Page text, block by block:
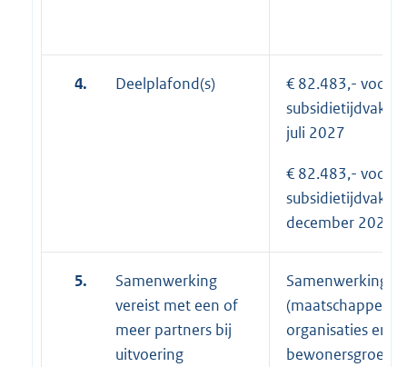
4. Deelplafond(s)
€ 82.483,- voor
subsidietijdvak 1
juli 2027
€ 82.483,- voor
subsidietijdvak 1
december 2027
5.
Samenwerking
vereist met een of
meer partners bij
uitvoering
Samenwerking
organisaties en/